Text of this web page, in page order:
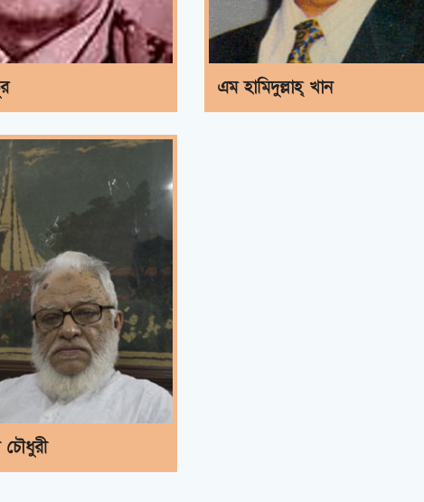
এম হামিদুল্লাহ্ খান